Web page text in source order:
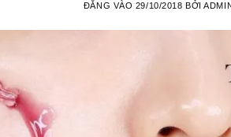
ĐĂNG VÀO 29/10/2018 BỞI